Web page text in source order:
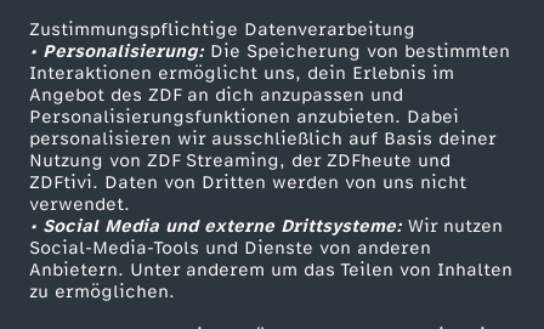
Zustimmungspflichtige Datenverarbeitung
• Personalisierung:Die Speicherung von bestimmten
Interaktionen ermöglicht uns, dein Erlebnis im
Angebot des ZDF an dich anzupassen und
Personalisierungsfunktionen anzubieten. Dabei
personalisieren wir ausschließlich auf Basis deiner
Nutzung von ZDF Streaming, der ZDFheute und
ZDFtivi. Daten von Dritten werden von uns nicht
verwendet.
• Social Media und externe Drittsysteme:Wir nutzen
Social-Media-Tools und Dienste von anderen
Anbietern. Unter anderem um das Teilen von Inhalten
zu ermöglichen.
k
e
i
t
v
Livestreams
Sendungen A-Z
TV-Programm
Zuschauerservice
Hilfe
ZDF Unternehmen
Karriere